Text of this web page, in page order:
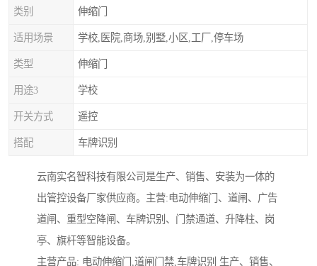
类别 伸缩门
适用场景 学校,医院,商场,别墅,小区,工厂,停车场
类型 伸缩门
用途3 学校
开关方式 遥控
搭配 车牌识别
云南实名智科技有限公司是生产、销售、安装为一体的
出管控设备厂家供应商。主营:电动伸缩门、道闸、广告
道闸、重型空降闸、车牌识别、门禁通道、升降柱、岗
亭、旗杆等智能设备。
主营产品: 电动伸缩门,道闸门禁,车牌识别 生产、销售、